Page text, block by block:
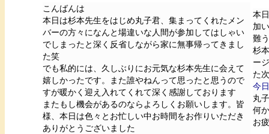
こんばんは
本日は杉本先生をはじめ丸子君、集まってくれたメン
バーの方々になんと場違いな人間が参加してはしゃい
でしまったと深く反省しながら家に無事帰ってきまし
た笑
でも私的には、久しぶりにお元気な杉本先生に会えて
嬉しかったです。また誰やねんって思ったと思うので
すが暖かく迎え入れてくれて深く感謝しております
またもし機会があるのならよろしくお願いします。皆
様、本日は色々とお忙しい中お時間をお作りいただき
ありがとうございました
本
加
難
杉
ー
た
今日
丸
何
お